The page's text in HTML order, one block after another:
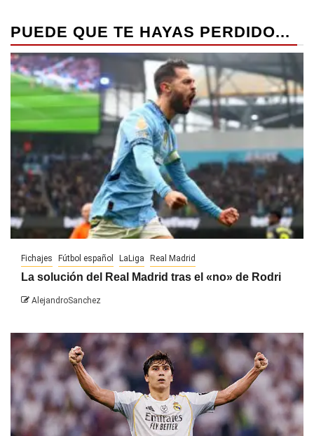
PUEDE QUE TE HAYAS PERDIDO...
Fichajes Fútbol español LaLiga Real Madrid
La solución del Real Madrid tras el «no» de Rodri
AlejandroSanchez